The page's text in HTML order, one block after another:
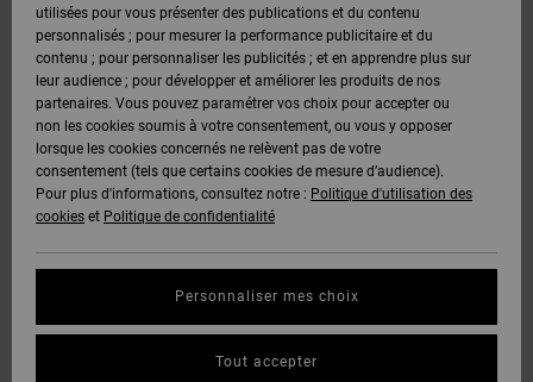
utilisées pour vous présenter des publications et du contenu
personnalisés ; pour mesurer la performance publicitaire et du
contenu ; pour personnaliser les publicités ; et en apprendre plus sur
leur audience ; pour développer et améliorer les produits de nos
partenaires. Vous pouvez paramétrer vos choix pour accepter ou
non les cookies soumis à votre consentement, ou vous y opposer
lorsque les cookies concernés ne relèvent pas de votre
consentement (tels que certains cookies de mesure d’audience).
Pour plus d'informations, consultez notre : Politique d'utilisation des
cookies et Politique de confidentialité
Personnaliser mes choix
Tout accepter